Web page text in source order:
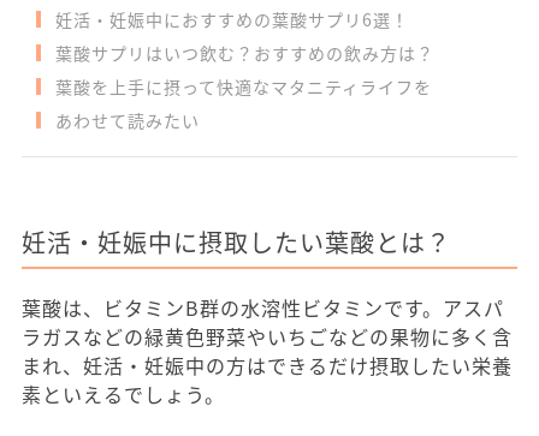
妊活・妊娠中におすすめの葉酸サプリ6選！
葉酸サプリはいつ飲む？おすすめの飲み方は？
葉酸を上手に摂って快適なマタニティライフを
あわせて読みたい
妊活・妊娠中に摂取したい葉酸とは？
葉酸は、ビタミンB群の水溶性ビタミンです。アスパ
ラガスなどの緑黄色野菜やいちごなどの果物に多く含
まれ、妊活・妊娠中の方はできるだけ摂取したい栄養
素といえるでしょう。